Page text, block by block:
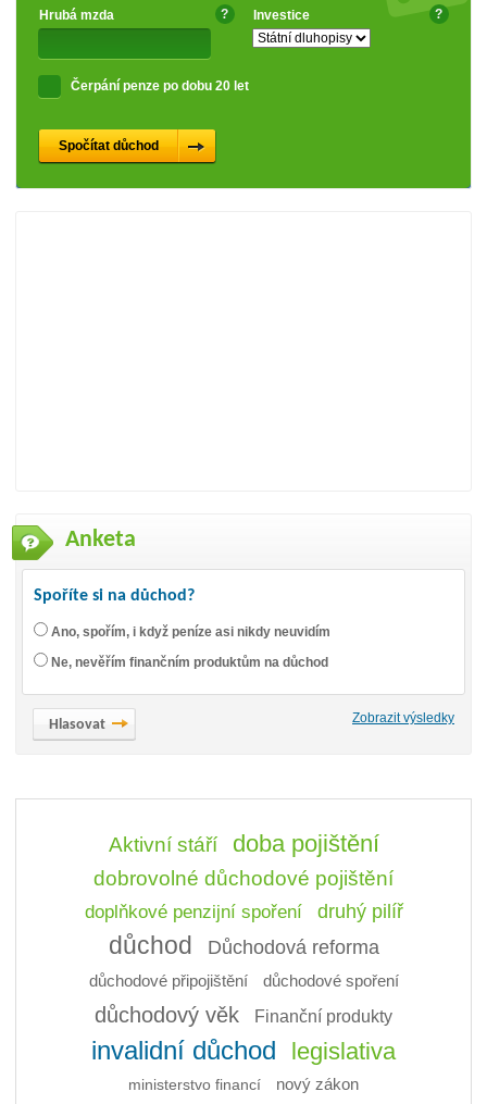
Hrubá mzda ? Investice ?
Čerpání penze po dobu 20 let
Anketa
Spoříte si na důchod?
Ano, spořím, i když peníze asi nikdy neuvidím
Ne, nevěřím finančním produktům na důchod
Zobrazit výsledky
Aktivní stáří doba pojištění
dobrovolné důchodové pojištění
doplňkové penzijní spoření druhý pilíř
důchod Důchodová reforma
důchodové připojištění důchodové spoření
důchodový věk Finanční produkty
invalidní důchod legislativa
ministerstvo financí nový zákon